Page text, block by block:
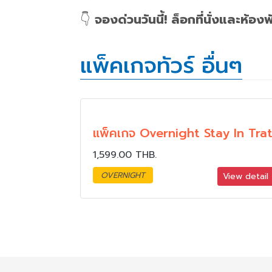
👇 จองด่วนวันนี้! ล็อกที่นั่งและห้อง
แพ็คเกจทัวร์ อื่นๆ
แพ็คเกจ Overnight Stay In Trat
1,599.00 THB.
OVERNIGHT View detail